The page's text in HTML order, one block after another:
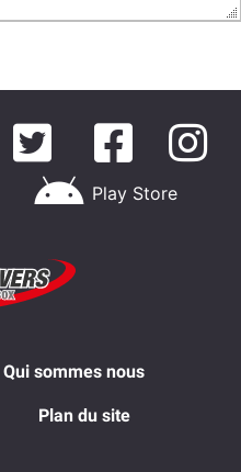
Play Store
Qui sommes nous
Plan du site